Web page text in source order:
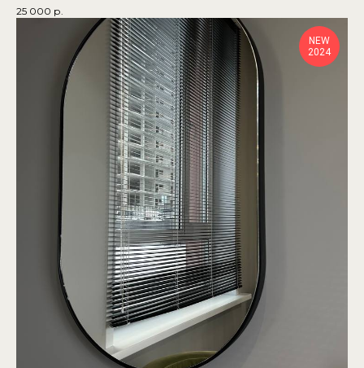
25 000 р.
NEW
2024